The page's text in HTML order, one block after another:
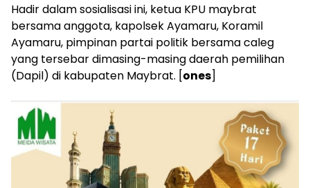
Hadir dalam sosialisasi ini, ketua KPU maybrat
bersama anggota, kapolsek Ayamaru, Koramil
Ayamaru, pimpinan partai politik bersama caleg
yang tersebar dimasing-masing daerah pemilihan
(Dapil) di kabupaten Maybrat. [ones]